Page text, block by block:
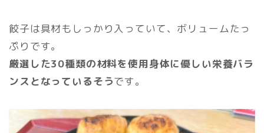
餃子は具材もしっかり入っていて、ボリュームたっ
ぷりです。
厳選した30種類の材料を使用身体に優しい栄養バラ
ンスとなっているそうです。